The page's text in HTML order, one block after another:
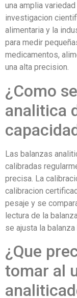
una amplia
investigacion
alimentaria y la
para medir
medicamentos,
una alta precision.
¿Como
analitica
Las balanzas
calibradas
precisa. La
calibracion
pesaje y se
lectura de la
se ajusta la
¿Que
tomar al